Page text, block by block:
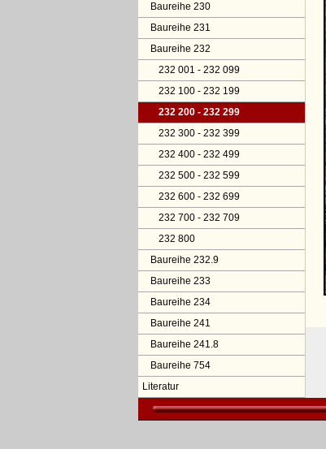
Baureihe 230
Baureihe 231
Baureihe 232
232 001 - 232 099
232 100 - 232 199
232 200 - 232 299
232 300 - 232 399
232 400 - 232 499
232 500 - 232 599
232 600 - 232 699
232 700 - 232 709
232 800
Baureihe 232.9
Baureihe 233
Baureihe 234
Baureihe 241
Baureihe 241.8
Baureihe 754
Literatur